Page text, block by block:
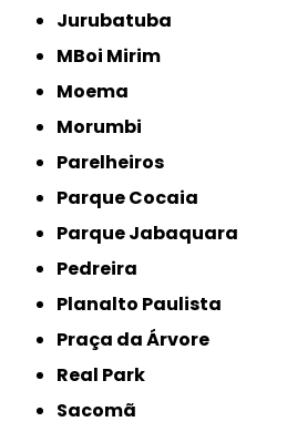
Jurubatuba
MBoi Mirim
Moema
Morumbi
Parelheiros
Parque Cocaia
Parque Jabaquara
Pedreira
Planalto Paulista
Praça da Árvore
Real Park
Sacomã